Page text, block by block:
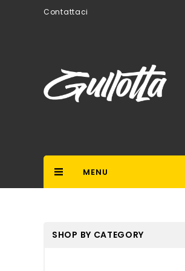
Contattaci
MENU
SHOP BY CATEGORY